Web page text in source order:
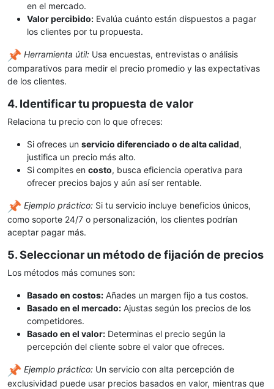
en el mercado.
Valor percibido: Evalúa cuánto están dispuestos a pagar
los clientes por tu propuesta.
Herramienta útil: Usa encuestas, entrevistas o análisis
comparativos para medir el precio promedio y las expectativas
de los clientes.
4. Identificar tu propuesta de valor
Relaciona tu precio con lo que ofreces:
Si ofreces un servicio diferenciado o de alta calidad,
justifica un precio más alto.
Si compites en costo, busca eficiencia operativa para
ofrecer precios bajos y aún así ser rentable.
Ejemplo práctico: Si tu servicio incluye beneficios únicos,
como soporte 24/7 o personalización, los clientes podrían
aceptar pagar más.
5. Seleccionar un método de fijación de precios
Los métodos más comunes son:
Basado en costos: Añades un margen fijo a tus costos.
Basado en el mercado: Ajustas según los precios de los
competidores.
Basado en el valor: Determinas el precio según la
percepción del cliente sobre el valor que ofreces.
Ejemplo práctico: Un servicio con alta percepción de
exclusividad puede usar precios basados en valor, mientras que